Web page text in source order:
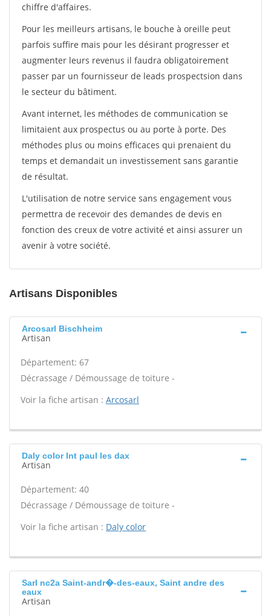
chiffre d'affaires.
Pour les meilleurs artisans, le bouche à oreille peut
parfois suffire mais pour les désirant progresser et
augmenter leurs revenus il faudra obligatoirement
passer par un fournisseur de leads prospectsion dans
le secteur du bâtiment.
Avant internet, les méthodes de communication se
limitaient aux prospectus ou au porte à porte. Des
méthodes plus ou moins efficaces qui prenaient du
temps et demandait un investissement sans garantie
de résultat.
L'utilisation de notre service sans engagement vous
permettra de recevoir des demandes de devis en
fonction des creux de votre activité et ainsi assurer un
avenir à votre société.
Artisans Disponibles
Arcosarl Bischheim
Artisan
Département: 67
Décrassage / Démoussage de toiture -
Voir la fiche artisan : Arcosarl
Daly color Int paul les dax
Artisan
Département: 40
Décrassage / Démoussage de toiture -
Voir la fiche artisan : Daly color
Sarl nc2a Saint-andr�-des-eaux, Saint andre des
eaux
Artisan